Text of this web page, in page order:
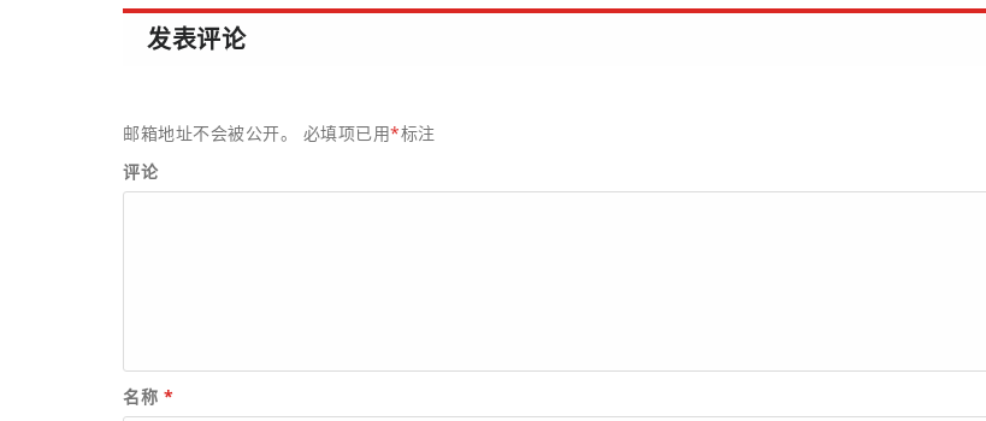
发表评论
邮箱地址不会被公开。 必填项已用*标注
评论
名称 *